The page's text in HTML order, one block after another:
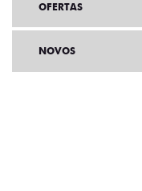
OFERTAS
NOVOS